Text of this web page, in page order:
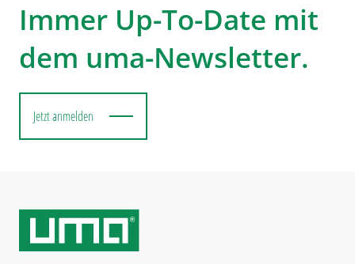
Immer Up-To-Date mit
dem uma-Newsletter.
Jetzt anmelden